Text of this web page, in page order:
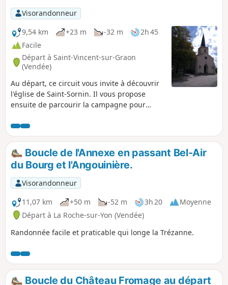
Visorandonneur
9,54 km
+23 m -32 m
2h 45
Facile
Départ à Saint-Vincent-sur-Graon
(Vendée)
Au départ, ce circuit vous invite à découvrir
l'église de Saint-Sornin. Il vous propose
ensuite de parcourir la campagne pour
Saint-Vincent-sur-Graon. Ce parcours
comprend de nombreux chemins.
Boucle de l'Annexe en passant Bel-Air
du Bourg et l'Angouinière.
Visorandonneur
11,07 km
+50 m -52 m 3h 20
Moyenne
Départ à La Roche-sur-Yon (Vendée)
Randonnée facile et praticable qui longe la Trézanne.
Boucle du Château Fromage au départ